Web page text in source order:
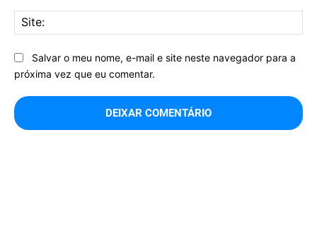
Salvar o meu nome, e-mail e site neste navegador para a
próxima vez que eu comentar.